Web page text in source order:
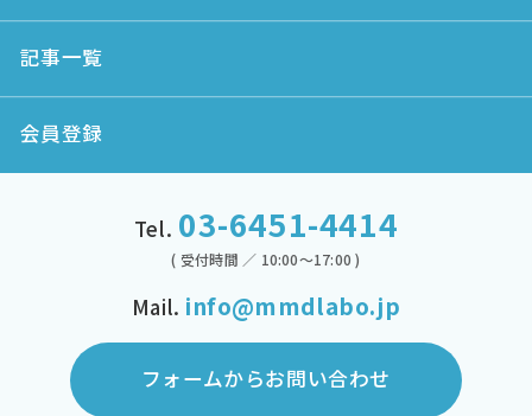
記事一覧
会員登録
Tel. 03-6451-4414
( 受付時間 ／ 10:00～17:00 )
Mail. info@mmdlabo.jp
フォームからお問い合わせ